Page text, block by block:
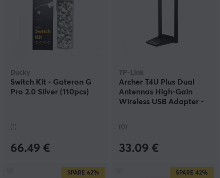
Ducky
Switch Kit - Gateron G
Pro 2.0 Silver (110pcs)
(1)
66.49 €
TP-Link
Archer T4U Plus Dual
Antennas High-Gain
Wireless USB Adapter -
(0)
33.09 €
SPARE 62% SPARE 42%